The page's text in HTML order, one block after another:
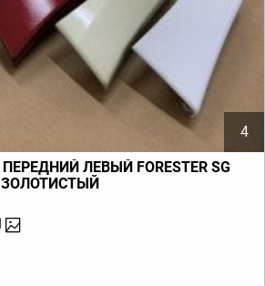
4
ЛЕВЫЙ FORESTER SG
ЗОЛОТИСТЫЙ